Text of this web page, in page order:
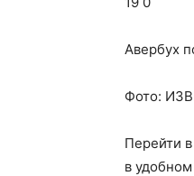
Авербух
Фото:
Перейти в
в